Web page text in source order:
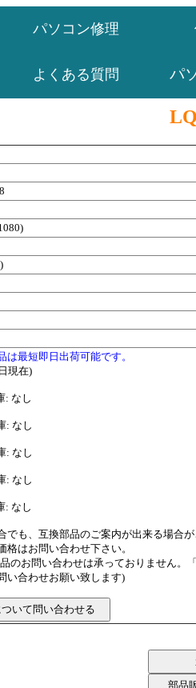
パソコン修理
よくある質問 パ
は最短即日出荷可能です。
現在)
: なし
: なし
: なし
: なし
: なし
でも、互換部品のご案内が出来る場合
格はお問い合わせ下さい。
のお問い合わせは承っておりません。
い合わせお願い致します)